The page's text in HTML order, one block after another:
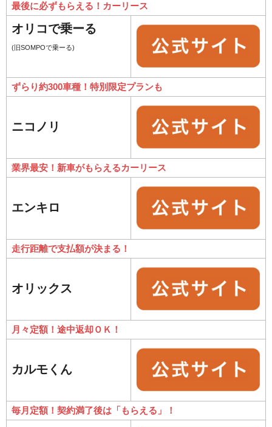
最後に必ずもらえる！カーリース
オリコで乗ーる
(旧SOMPOで乗ーる)
ずらり約300車種！特別限定プランも
ニコノリ
業界最安！新車がもらえるカーリース
エンキロ
走行距離で支払額が決まる！
オリックス
月々定額！途中返却ＯＫ！
カルモくん
毎月定額！契約満了後は「もらえる」！